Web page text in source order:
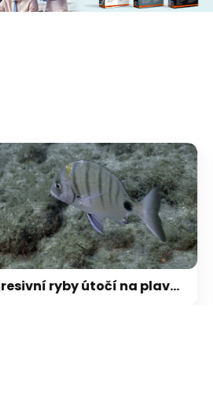
Agresivní ryby útočí na plavce, teče i krev. Asi protituristické hnutí, žertují na Mallorce